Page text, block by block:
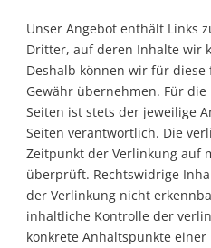
Unser Angebot enthält Links
Dritter, auf deren Inhalte wir
Deshalb können wir für
Gewähr übernehmen. Für
Seiten ist stets der jeweilige
Seiten verantwortlich. Die
Zeitpunkt der Verlinkung auf
überprüft. Rechtswidrige
der Verlinkung nicht
inhaltliche Kontrolle der
konkrete Anhaltspunkte